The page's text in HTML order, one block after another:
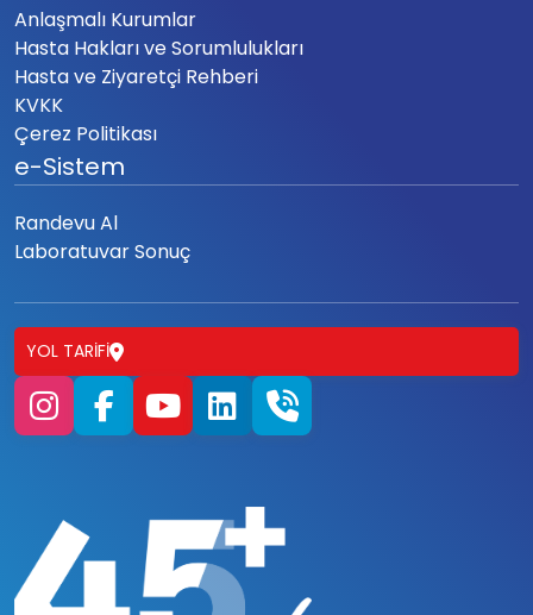
Anlaşmalı Kurumlar
Hasta Hakları ve Sorumlulukları
Hasta ve Ziyaretçi Rehberi
KVKK
Çerez Politikası
e-Sistem
Randevu Al
Laboratuvar Sonuç
YOL TARIFI